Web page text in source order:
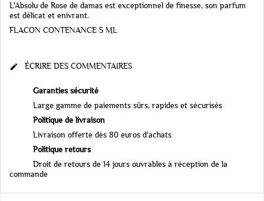
L'Absolu de Rose de damas est exceptionnel de finesse, son parfum
est délicat et enivrant.
FLACON CONTENANCE 5 ML
 ÉCRIRE DES COMMENTAIRES
Garanties sécurité
Large gamme de paiements sûrs, rapides et sécurisés
Politique de livraison
Livraison offerte dès 80 euros d'achats
Politique retours
Droit de retours de 14 jours ouvrables à réception de la
commande